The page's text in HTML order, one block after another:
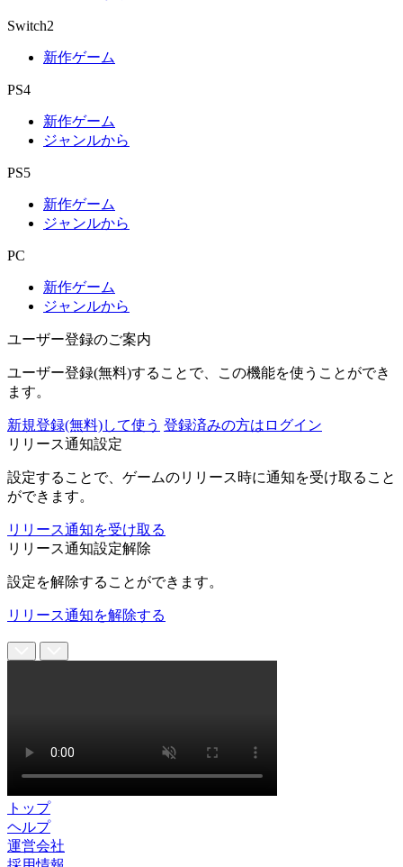
Switch2
新作ゲーム
PS4
新作ゲーム
ジャンルから
PS5
新作ゲーム
ジャンルから
PC
新作ゲーム
ジャンルから
ユーザー登録のご案内
ユーザー登録(無料)することで、この機能を使うことができ
ます。
新規登録(無料)して使う 登録済みの方はログイン
リリース通知設定
設定することで、ゲームのリリース時に通知を受け取ること
ができます。
リリース通知を受け取る
リリース通知設定解除
設定を解除することができます。
リリース通知を解除する
トップ
ヘルプ
運営会社